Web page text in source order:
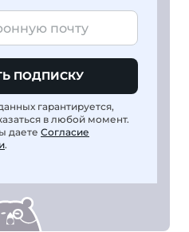
ПОДПИСКУ
гарантируется,
в любой момент.
даете Согласие
.